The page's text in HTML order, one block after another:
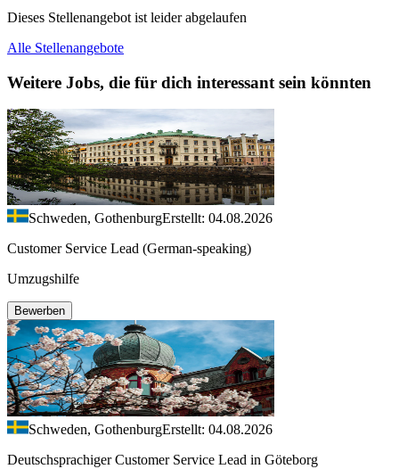
Dieses Stellenangebot ist leider abgelaufen
Alle Stellenangebote
Weitere Jobs, die für dich interessant sein könnten
Schweden, GothenburgErstellt: 04.08.2026
Customer Service Lead (German-speaking)
Umzugshilfe
Bewerben
Schweden, GothenburgErstellt: 04.08.2026
Deutschsprachiger Customer Service Lead in Göteborg